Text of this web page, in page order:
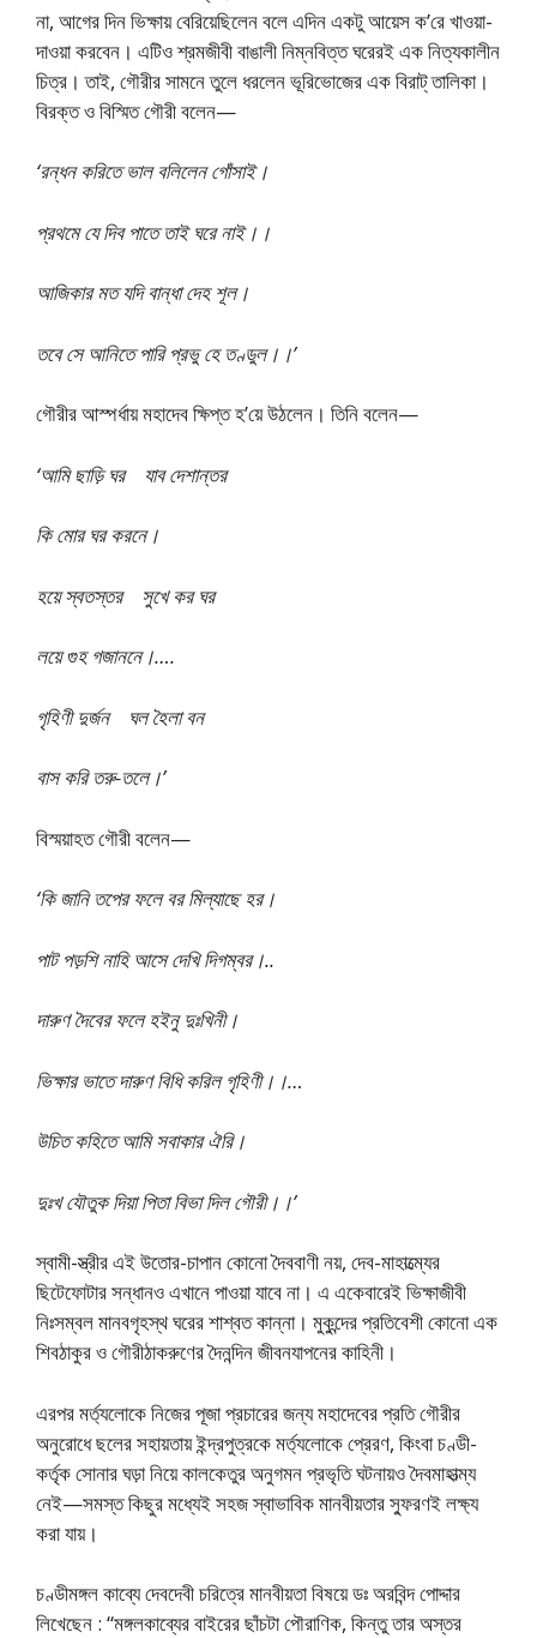
না, আগের দিন ভিক্ষায় বেরিয়েছিলেন বলে এদিন একটু আয়েস ক’রে খাওয়া-
দাওয়া করবেন। এটিও শ্রমজীবী বাঙালী নিম্নবিত্ত ঘরেরই এক নিত্যকালীন
চিত্র। তাই, গৌরীর সামনে তুলে ধরলেন ভূরিভোজের এক বিরাট্ তালিকা।
বিরক্ত ও বিস্মিত গৌরী বলেন—
‘রন্ধন করিতে ভাল বলিলেন গোঁসাই।
প্রথমে যে দিব পাতে তাই ঘরে নাই।।
আজিকার মত যদি বান্ধা দেহ শূল।
তবে সে আনিতে পারি প্রভু হে তণ্ডুল।।’
গৌরীর আস্পর্ধায় মহাদেব ক্ষিপ্ত হ’য়ে উঠলেন। তিনি বলেন—
‘আমি ছাড়ি ঘর যাব দেশান্তর
কি মোর ঘর করনে।
হয়ে স্বতস্তর সুখে কর ঘর
লয়ে গুহ গজাননে।….
গৃহিণী দুর্জন ঘল হৈলা বন
বাস করি তরু-তলে।’
বিস্ময়াহত গৌরী বলেন—
‘কি জানি তপের ফলে বর মিল্যাছে হর।
পাট পড়শি নাহি আসে দেখি দিগম্বর।..
দারুণ দৈবের ফলে হইনু দুঃখিনী।
ভিক্ষার ভাতে দারুণ বিধি করিল গৃহিণী।।…
উচিত কহিতে আমি সবাকার ঐরি।
দুঃখ যৌতুক দিয়া পিতা বিভা দিল গৌরী।।’
স্বামী-স্ত্রীর এই উতোর-চাপান কোনো দৈববাণী নয়, দেব-মাহাত্ম্যের
ছিটেফোটার সন্ধানও এখানে পাওয়া যাবে না। এ একেবারেই ভিক্ষাজীবী
নিঃসম্বল মানবগৃহস্থ ঘরের শাশ্বত কান্না। মুকুন্দের প্রতিবেশী কোনো এক
শিবঠাকুর ও গৌরীঠাকরুণের দৈনন্দিন জীবনযাপনের কাহিনী।
এরপর মর্ত্যলোকে নিজের পূজা প্রচারের জন্য মহাদেবের প্রতি গৌরীর
অনুরোধে ছলের সহায়তায় ইন্দ্রপুত্রকে মর্ত্যলোকে প্রেরণ, কিংবা চণ্ডী-
কর্তৃক সোনার ঘড়া নিয়ে কালকেতুর অনুগমন প্রভৃতি ঘটনায়ও দৈবমাহাত্ম্য
নেই—সমস্ত কিছুর মধ্যেই সহজ স্বাভাবিক মানবীয়তার স্ফুরণই লক্ষ্য
করা যায়।
চণ্ডীমঙ্গল কাব্যে দেবদেবী চরিত্রে মানবীয়তা বিষয়ে ডঃ অরবিন্দ পোদ্দার
লিখেছেন : “মঙ্গলকাব্যের বাইরের ছাঁচটা পৌরাণিক, কিন্তু তার অস্তর